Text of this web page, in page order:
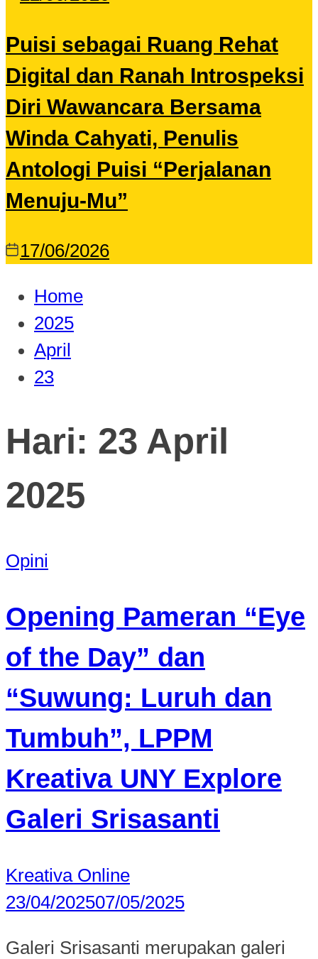
Puisi sebagai Ruang Rehat
Digital dan Ranah Introspeksi
Diri Wawancara Bersama
Winda Cahyati, Penulis
Antologi Puisi “Perjalanan
Menuju-Mu”
17/06/2026
Home
2025
April
23
Hari: 23 April
2025
Opini
Opening Pameran “Eye
of the Day” dan
“Suwung: Luruh dan
Tumbuh”, LPPM
Kreativa UNY Explore
Galeri Srisasanti
Kreativa Online
23/04/202507/05/2025
Galeri Srisasanti merupakan galeri